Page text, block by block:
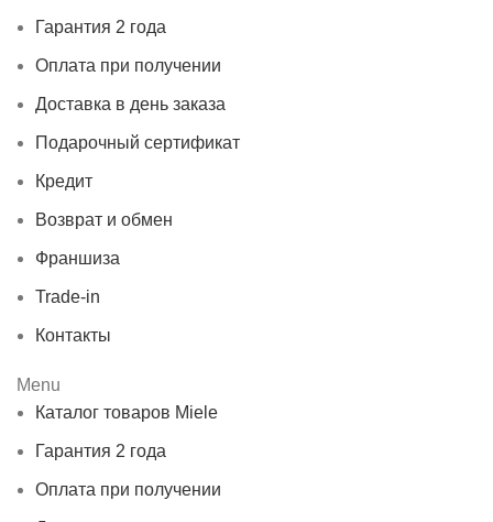
Гарантия 2 года
Оплата при получении
Доставка в день заказа
Подарочный сертификат
Кредит
Возврат и обмен
Франшиза
Trade-in
Контакты
Menu
Каталог товаров Miele
Гарантия 2 года
Оплата при получении